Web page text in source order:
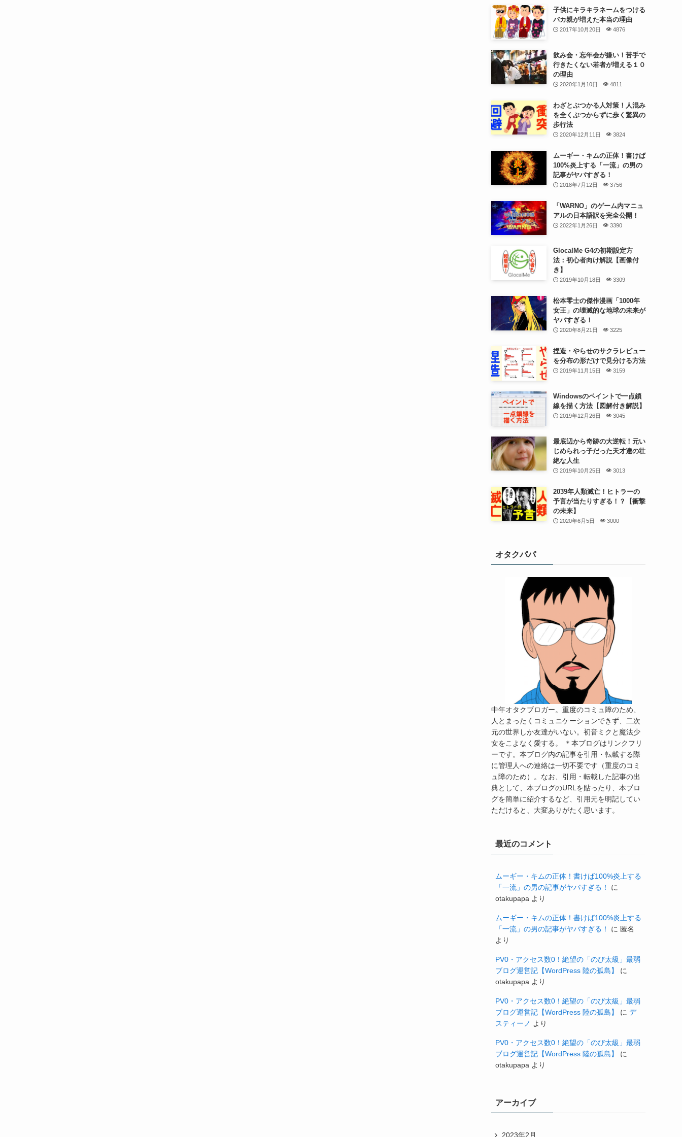
子供にキラキラネームをつける
バカ親が増えた本当の理由
2017年10月20日 4876
飲み会・忘年会が嫌い！苦手で
行きたくない若者が増える１０
の理由
2020年1月10日 4811
わざとぶつかる人対策！人混み
を全くぶつからずに歩く驚異の
歩行法
2020年12月11日 3824
ムーギー・キムの正体！書けば
100%炎上する「一流」の男の
記事がヤバすぎる！
2018年7月12日 3756
「WARNO」のゲーム内マニュ
アルの日本語訳を完全公開！
2022年1月26日 3390
GlocalMe G4の初期設定方
法：初心者向け解説【画像付
き】
2019年10月18日 3309
松本零士の傑作漫画「1000年
女王」の壊滅的な地球の未来が
ヤバすぎる！
2020年8月21日 3225
捏造・やらせのサクラレビュー
を分布の形だけで見分ける方法
2019年11月15日 3159
Windowsのペイントで一点鎖
線を描く方法【図解付き解説】
2019年12月26日 3045
最底辺から奇跡の大逆転！元い
じめられっ子だった天才達の壮
絶な人生
2019年10月25日 3013
2039年人類滅亡！ヒトラーの
予言が当たりすぎる！？【衝撃
の未来】
2020年6月5日 3000
オタクパパ
中年オタクブロガー。重度のコミュ障のため、
人とまったくコミュニケーションできず、二次
元の世界しか友達がいない。初音ミクと魔法少
女をこよなく愛する。 ＊本ブログはリンクフリ
ーです。本ブログ内の記事を引用・転載する際
に管理人への連絡は一切不要です（重度のコミ
ュ障のため）。なお、引用・転載した記事の出
典として、本ブログのURLを貼ったり、本ブロ
グを簡単に紹介するなど、引用元を明記してい
ただけると、大変ありがたく思います。
最近のコメント
ムーギー・キムの正体！書けば100%炎上する
「一流」の男の記事がヤバすぎる！
に
otakupapa より
ムーギー・キムの正体！書けば100%炎上する
「一流」の男の記事がヤバすぎる！
に 匿名
より
PV0・アクセス数0！絶望の「のび太級」最弱
ブログ運営記【WordPress 陸の孤島】
に
otakupapa より
PV0・アクセス数0！絶望の「のび太級」最弱
ブログ運営記【WordPress 陸の孤島】
に デ
スティーノ より
PV0・アクセス数0！絶望の「のび太級」最弱
ブログ運営記【WordPress 陸の孤島】
に
otakupapa より
アーカイブ
2023年2月